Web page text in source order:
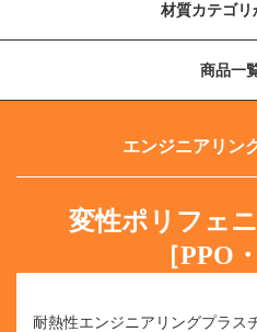
材質カテゴリ
商品一
エンジニアリン
変性ポリフェ
［PPO
耐熱性エンジニアリングプラス